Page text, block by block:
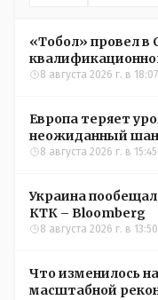
«Тобол» провел
УЕФА
8 августа 2026 г. в 18:07
Европа теряет
неожиданный
8 августа 2026 г. в 15:45
Украина
КТК – Bloomberg
8 августа 2026 г. в 13:50
Что изменилось
масштабной